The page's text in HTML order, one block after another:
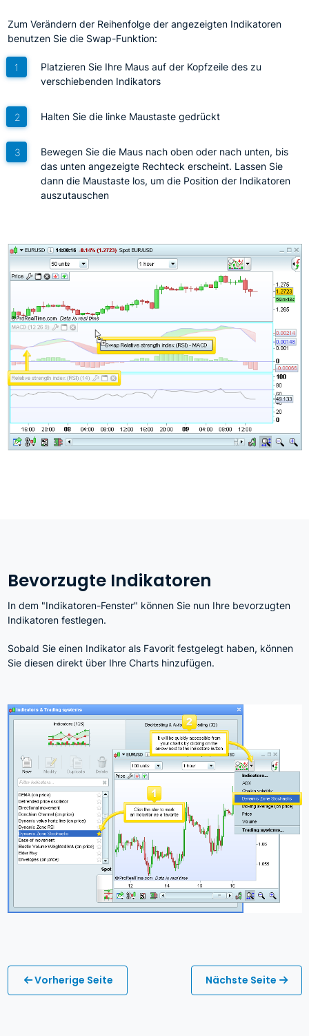
Zum Verändern der Reihenfolge der angezeigten Indikatoren
benutzen Sie die Swap-Funktion:
Platzieren Sie Ihre Maus auf der Kopfzeile des zu
verschiebenden Indikators
Halten Sie die linke Maustaste gedrückt
Bewegen Sie die Maus nach oben oder nach unten, bis
das unten angezeigte Rechteck erscheint. Lassen Sie
dann die Maustaste los, um die Position der Indikatoren
auszutauschen
Bevorzugte Indikatoren
In dem "Indikatoren-Fenster" können Sie nun Ihre bevorzugten
Indikatoren festlegen.
Sobald Sie einen Indikator als Favorit festgelegt haben, können
Sie diesen direkt über Ihre Charts hinzufügen.
Vorherige Seite Nächste Seite